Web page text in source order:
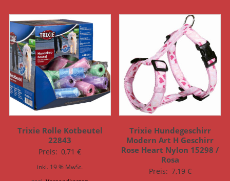
Trixie Rolle Kotbeutel
22843
Preis: 0,71€
inkl. 19 % MwSt.
Trixie Hundegeschirr
Modern Art H Geschirr
Rose Heart Nylon 15298 /
Rosa
Preis: 7,19 €